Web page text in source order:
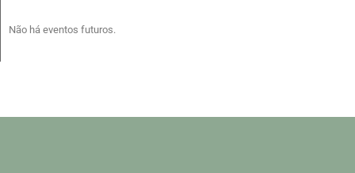
Não há eventos futuros.